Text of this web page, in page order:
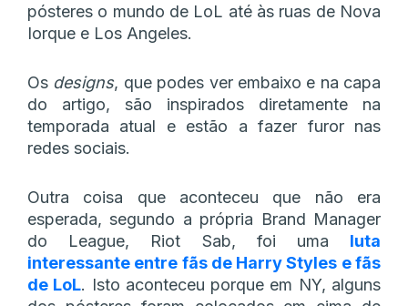
pósteres o mundo de LoL até às ruas de Nova
Iorque e Los Angeles.
Os designs, que podes ver embaixo e na capa
do artigo, são inspirados diretamente na
temporada atual e estão a fazer furor nas
redes sociais.
Outra coisa que aconteceu que não era
esperada, segundo a própria Brand Manager
do League, Riot Sab, foi uma luta
interessante entre fãs de Harry Styles e fãs
de LoL. Isto aconteceu porque em NY, alguns